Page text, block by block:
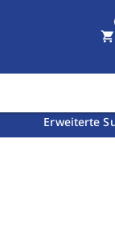
Erweiterte
shopping_cart